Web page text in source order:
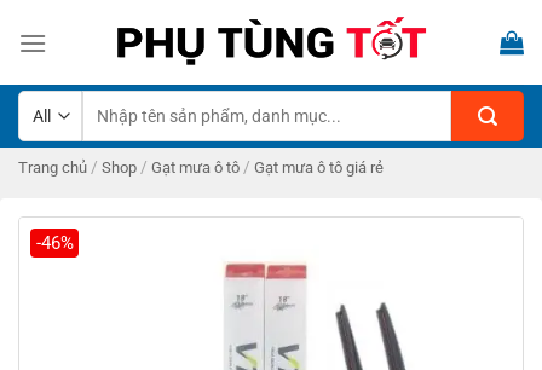
kiếm:
Trang chủ / Shop / Gạt mưa ô tô / Gạt mưa ô tô giá rẻ
-46%